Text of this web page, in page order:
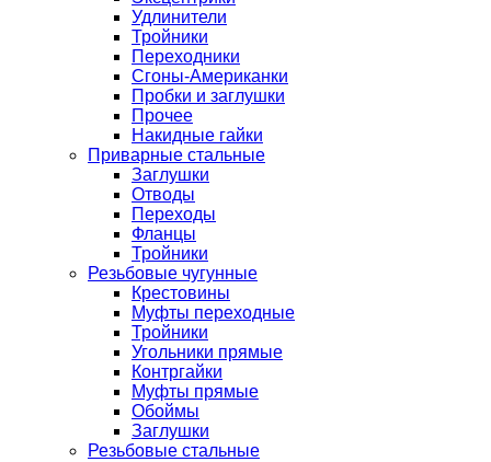
Удлинители
Тройники
Переходники
Сгоны-Американки
Пробки и заглушки
Прочее
Накидные гайки
Приварные стальные
Заглушки
Отводы
Переходы
Фланцы
Тройники
Резьбовые чугунные
Крестовины
Муфты переходные
Тройники
Угольники прямые
Контргайки
Муфты прямые
Обоймы
Заглушки
Резьбовые стальные